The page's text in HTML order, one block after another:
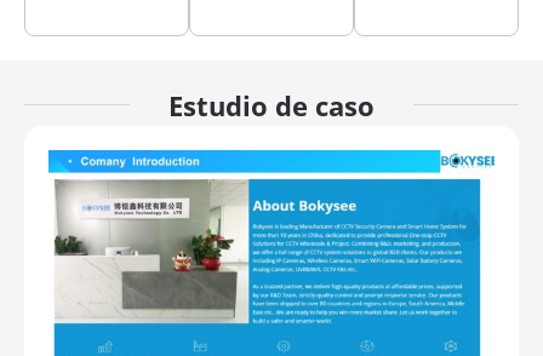
Estudio de caso